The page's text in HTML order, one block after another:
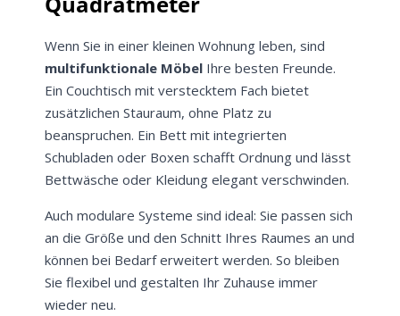
Wenn Sie in einer kleinen Wohnung leben, sind
multifunktionale Möbel Ihre besten Freunde.
Ein Couchtisch mit verstecktem Fach bietet
zusätzlichen Stauraum, ohne Platz zu
beanspruchen. Ein Bett mit integrierten
Schubladen oder Boxen schafft Ordnung und lässt
Bettwäsche oder Kleidung elegant verschwinden.
Auch modulare Systeme sind ideal: Sie passen sich
an die Größe und den Schnitt Ihres Raumes an und
können bei Bedarf erweitert werden. So bleiben
Sie flexibel und gestalten Ihr Zuhause immer
wieder neu.